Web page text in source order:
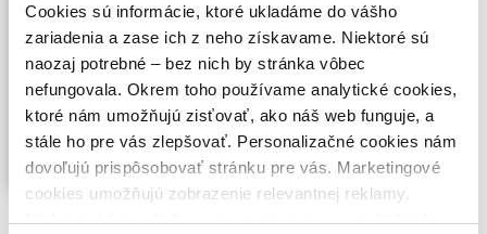
Cookies sú informácie, ktoré ukladáme do vášho
zariadenia a zase ich z neho získavame. Niektoré sú
naozaj potrebné – bez nich by stránka vôbec
nefungovala. Okrem toho používame analytické cookies,
ktoré nám umožňujú zisťovať, ako náš web funguje, a
stále ho pre vás zlepšovať. Personalizačné cookies nám
dovoľujú prispôsobovať stránku pre vás. Marketingové
cookies umožňujú zobrazenie relevantnej reklamy.
Niektoré údaje zdieľame aj s tretími stranami. Veľmi by
Kdo spí v kostele Svatého Michaela
archanděla? V okolí odsvěceného kostela
umírají turisté a Tinu opouštějí přátelé.
Horké léto v rozpálené Praze přinese
mnohým netušenou bolest...Zobraziť viac